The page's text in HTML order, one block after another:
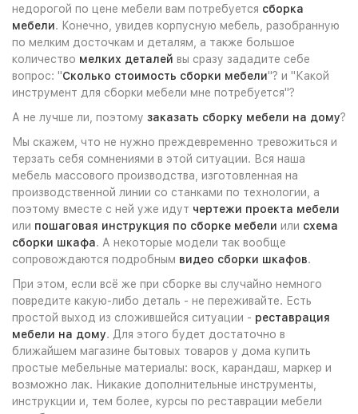
недорогой по цене мебели вам потребуется сборка
мебели. Конечно, увидев корпусную мебель, разобранную
по мелким досточкам и деталям, а также большое
количество мелких деталей вы сразу зададите себе
вопрос: "Сколько стоимость сборки мебели"? и "Какой
инструмент для сборки мебели мне потребуется"?
А не лучше ли, поэтому заказать сборку мебели на дому?
Мы скажем, что не нужно преждевременно тревожиться и
терзать себя сомнениями в этой ситуации. Вся наша
мебель массового производства, изготовленная на
производственной линии со станками по технологии, а
поэтому вместе с ней уже идут чертежи проекта мебели
или пошаговая инструкция по сборке мебели или схема
сборки шкафа. А некоторые модели так вообще
сопровождаются подробным видео сборки шкафов.
При этом, если всё же при сборке вы случайно немного
повредите какую-либо деталь - не переживайте. Есть
простой выход из сложившейся ситуации - реставрация
мебели на дому. Для этого будет достаточно в
ближайшем магазине бытовых товаров у дома купить
простые мебельные материалы: воск, карандаш, маркер и
возможно лак. Никакие дополнительные инструменты,
инструкции и, тем более, курсы по реставрации мебели